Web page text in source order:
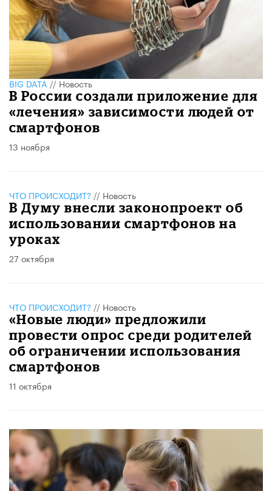
BIG DATA//Новость
В России создали приложение для
«лечения» зависимости людей от
смартфонов
13 ноября
ЧТО ПРОИСХОДИТ? // Новость
В Думу внесли законопроект об
использовании смартфонов на
уроках
27 октября
ЧТО ПРОИСХОДИТ? // Новость
«Новые люди» предложили
провести опрос среди родителей
об ограничении использования
смартфонов
11 октября